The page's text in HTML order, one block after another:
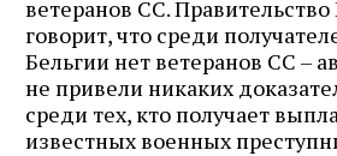
ветеранов СС.
говорит, что среди
Бельгии нет ветеранов СС –
не привели никаких
среди тех, кто получает
известных военных